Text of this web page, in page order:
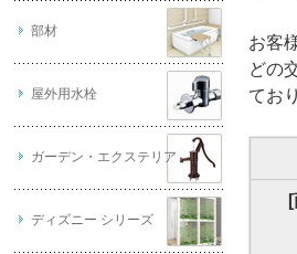
部材
屋外用水栓
ガーデン・エクステリア
ディズニー シリーズ
お客
どの
てお